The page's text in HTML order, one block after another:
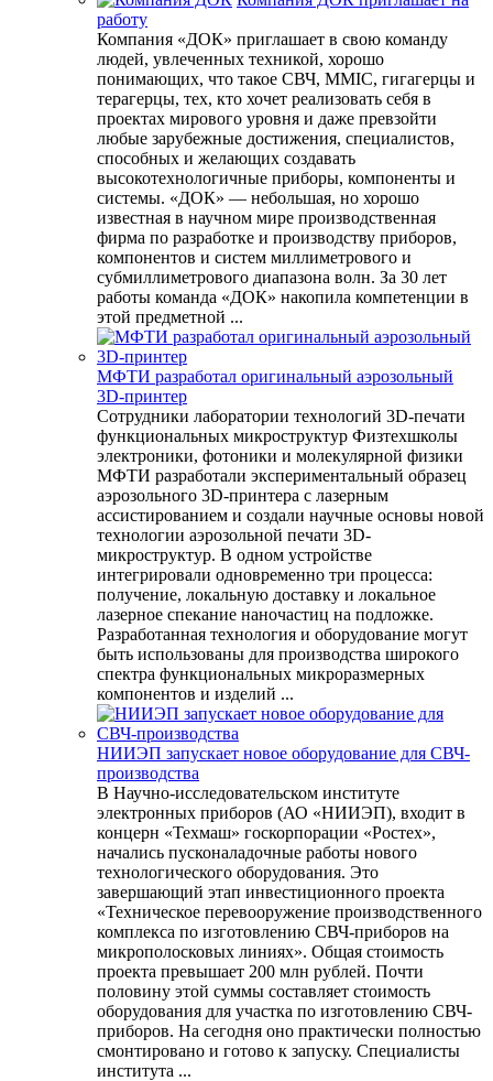
работу
Компания «ДОК» приглашает в свою команду
людей, увлеченных техникой, хорошо
понимающих, что такое СВЧ, MMIC, гигагерцы и
терагерцы, тех, кто хочет реализовать себя в
проектах мирового уровня и даже превзойти
любые зарубежные достижения, специалистов,
способных и желающих создавать
высокотехнологичные приборы, компоненты и
системы. «ДОК» — небольшая, но хорошо
известная в научном мире производственная
фирма по разработке и производству приборов,
компонентов и систем миллиметрового и
субмиллиметрового диапазона волн. За 30 лет
работы команда «ДОК» накопила компетенции в
этой предметной ...
МФТИ разработал оригинальный аэрозольный
3D-принтер
Сотрудники лаборатории технологий 3D-печати
функциональных микроструктур Физтехшколы
электроники, фотоники и молекулярной физики
МФТИ разработали экспериментальный образец
аэрозольного 3D-принтера с лазерным
ассистированием и создали научные основы новой
технологии аэрозольной печати 3D-
микроструктур. В одном устройстве
интегрировали одновременно три процесса:
получение, локальную доставку и локальное
лазерное спекание наночастиц на подложке.
Разработанная технология и оборудование могут
быть использованы для производства широкого
спектра функциональных микроразмерных
компонентов и изделий ...
НИИЭП запускает новое оборудование для СВЧ-
производства
В Научно-исследовательском институте
электронных приборов (АО «НИИЭП), входит в
концерн «Техмаш» госкорпорации «Ростех»,
начались пусконаладочные работы нового
технологического оборудования. Это
завершающий этап инвестиционного проекта
«Техническое перевооружение производственного
комплекса по изготовлению СВЧ-приборов на
микрополосковых линиях». Общая стоимость
проекта превышает 200 млн рублей. Почти
половину этой суммы составляет стоимость
оборудования для участка по изготовлению СВЧ-
приборов. На сегодня оно практически полностью
смонтировано и готово к запуску. Специалисты
института ...